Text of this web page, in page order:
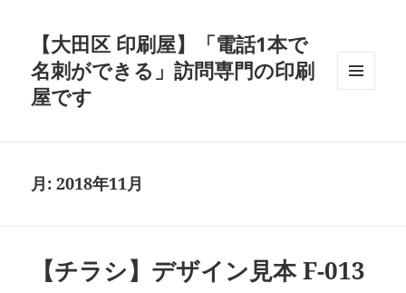
【大田区 印刷屋】「電話1本で
名刺ができる」訪問専門の印刷
屋です
月:2018年11月
【チラシ】デザイン見本 F-013